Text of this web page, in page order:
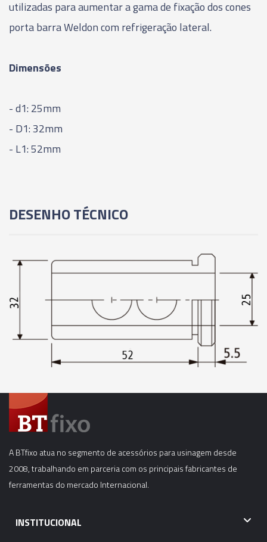
utilizadas para aumentar a gama de fixação dos cones
porta barra Weldon com refrigeração lateral.
Dimensões
- d1: 25mm
- D1: 32mm
- L1: 52mm
DESENHO TÉCNICO
A BTfixo atua no segmento de acessórios para usinagem desde
2008, trabalhando em parceria com os principais fabricantes de
ferramentas do mercado Internacional.
INSTITUCIONAL